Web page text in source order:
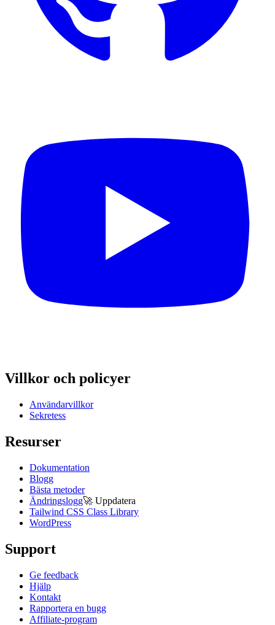
Villkor och policyer
Användarvillkor
Sekretess
Resurser
Dokumentation
Blogg
Bästa metoder
Ändringslogg🚀 Uppdatera
Tailwind CSS Class Library
WordPress
Support
Ge feedback
Hjälp
Kontakt
Rapportera en bugg
Affiliate-program